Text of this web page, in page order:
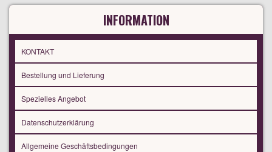
INFORMATION
KONTAKT
Bestellung und Lieferung
Spezielles Angebot
Datenschutzerklärung
Allgemeine Geschäftsbedingungen